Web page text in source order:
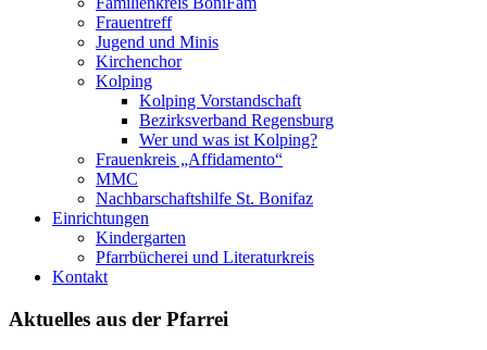
Frauentreff
Jugend und Minis
Kirchenchor
Kolping
Kolping Vorstandschaft
Bezirksverband Regensburg
Wer und was ist Kolping?
Frauenkreis „Affidamento“
MMC
Nachbarschaftshilfe St. Bonifaz
Einrichtungen
Kindergarten
Pfarrbücherei und Literaturkreis
Kontakt
Aktuelles aus der Pfarrei